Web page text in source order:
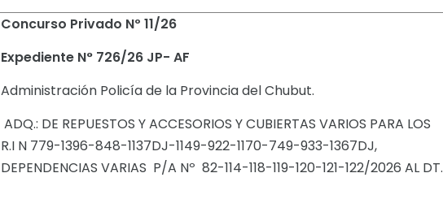
Concurso Privado Nº 11/26
Expediente N° 726/26 JP- AF
Administración Policía de la Provincia del Chubut.
ADQ.: DE REPUESTOS Y ACCESORIOS Y CUBIERTAS VARIOS PARA LOS
R.I N 779-1396-848-1137DJ-1149-922-1170-749-933-1367DJ,
DEPENDENCIAS VARIAS P/A Nº 82-114-118-119-120-121-122/2026 AL DT.